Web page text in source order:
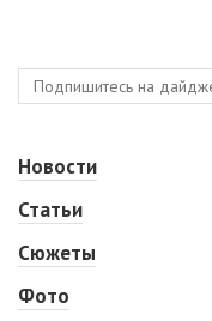
Новости
Статьи
Сюжеты
Фото